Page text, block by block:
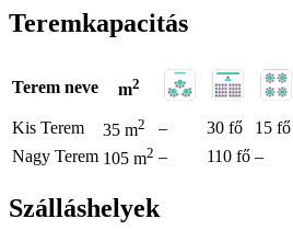
Teremkapacitás
Terem neve m2
Kis Terem 35 m2 – 30 fő 15 fő
Nagy Terem 105 m2 – 110 fő –
Szálláshelyek